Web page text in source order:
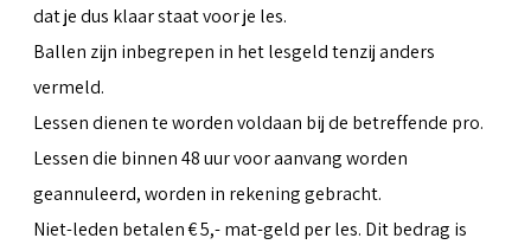
dat je dus klaar staat voor je les.
Ballen zijn inbegrepen in het lesgeld tenzij anders
vermeld.
Lessen dienen te worden voldaan bij de betreffende pro.
Lessen die binnen 48 uur voor aanvang worden
geannuleerd, worden in rekening gebracht.
Niet-leden betalen € 5,- mat-geld per les. Dit bedrag is